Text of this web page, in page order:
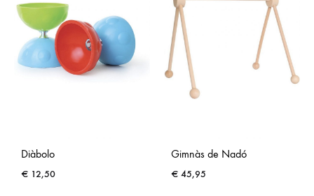
Diàbolo
€ 12,50
Gimnàs de Nadó
€ 45,95